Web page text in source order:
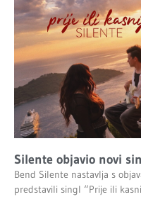
Silente objavio novi
Bend Silente nastavlja s
predstavili singl “Prije ili